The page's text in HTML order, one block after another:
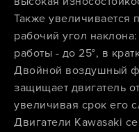
Также увеличивается
рабочий угол
работы - до 25°, в
Двойной воздушный
защищает двигатель
увеличивая срок его
Двигатели Kawasaki